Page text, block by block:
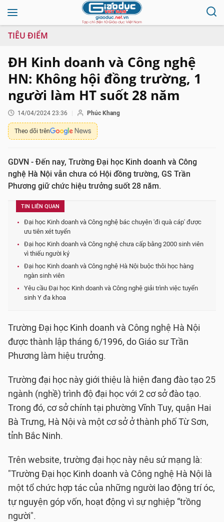
TIÊU ĐIỂM
ĐH Kinh doanh và Công nghệ
HN: Không hội đồng trường, 1
người làm HT suốt 28 năm
14/04/2024 23:36 Phúc Khang
Theo dõi trên
GDVN - Đến nay, Trường Đại học Kinh doanh và Công
nghệ Hà Nội vẫn chưa có Hội đồng trường, GS Trần
Phương giữ chức hiệu trưởng suốt 28 năm.
TIN LIÊN QUAN
Đại học Kinh doanh và Công nghệ bác chuyện 'đi quà cáp' được
ưu tiên xét tuyển
Đại học Kinh doanh và Công nghệ chưa cấp bằng 2000 sinh viên
vì thiếu người ký
Đại học Kinh doanh và Công nghệ Hà Nội buộc thôi học hàng
ngàn sinh viên
Yêu cầu Đại học Kinh doanh và Công nghệ giải trình việc tuyển
sinh Y đa khoa
Trường Đại học Kinh doanh và Công nghệ Hà Nội
được thành lập tháng 6/1996, do Giáo sư Trần
Phương làm hiệu trưởng.
Trường đại học này giới thiệu là hiện đang đào tạo 25
ngành (nghề) trình độ đại học với 2 cơ sở đào tạo.
Trong đó, cơ sở chính tại phường Vĩnh Tuy, quận Hai
Bà Trưng, Hà Nội và một cơ sở ở thành phố Từ Sơn,
tỉnh Bắc Ninh.
Trên website, trường đại học này nêu sứ mạng là:
"Trường Đại học Kinh doanh và Công nghệ Hà Nội là
một tổ chức hợp tác của những người lao động trí óc,
tự nguyện góp vốn, hoạt động vì sự nghiệp “trồng
người".